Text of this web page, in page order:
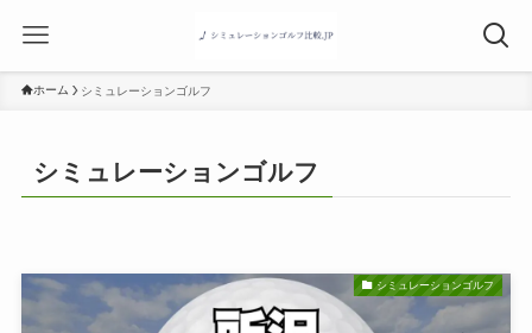
ホーム シミュレーションゴルフ
シミュレーションゴルフ
シミュレーションゴルフ